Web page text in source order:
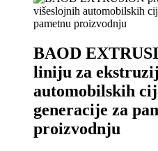
BAOD
liniju za
automobilskih
generacije za
proizvodnju